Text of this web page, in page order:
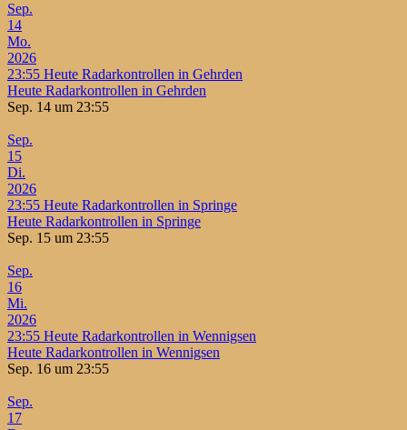
Sep.
14
Mo.
2026
23:55 Heute Radarkontrollen in Gehrden
Heute Radarkontrollen in Gehrden
Sep. 14 um 23:55
Sep.
15
Di.
2026
23:55 Heute Radarkontrollen in Springe
Heute Radarkontrollen in Springe
Sep. 15 um 23:55
Sep.
16
Mi.
2026
23:55 Heute Radarkontrollen in Wennigsen
Heute Radarkontrollen in Wennigsen
Sep. 16 um 23:55
Sep.
17